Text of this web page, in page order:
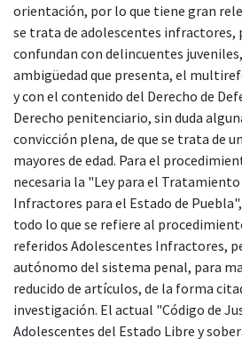
orientación, por lo que tiene gran
se trata de adolescentes infractores,
confundan con delincuentes
ambigüedad que presenta, el
y con el contenido del Derecho de
Derecho penitenciario, sin duda
convicción plena, de que se trata de
mayores de edad. Para el
necesaria la "Ley para el
Infractores para el Estado de
todo lo que se refiere al
referidos Adolescentes Infractores,
autónomo del sistema penal, para
reducido de artículos, de la forma
investigación. El actual "Código de
Adolescentes del Estado Libre y